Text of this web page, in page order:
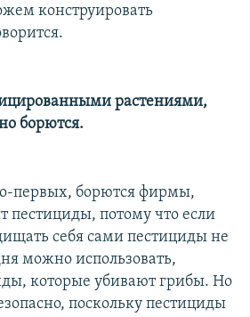
конструировать
растениями,
борются.
первых, борются фирмы,
пестициды, потому что если
себя сами пестициды не
можно использовать,
которые убивают грибы. Но
поскольку пестициды